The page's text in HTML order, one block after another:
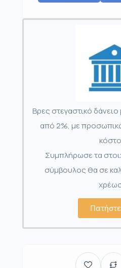
Βρες στεγαστικό
από 2%, με
Συμπλήρωσε τα
σύμβουλος θα σε